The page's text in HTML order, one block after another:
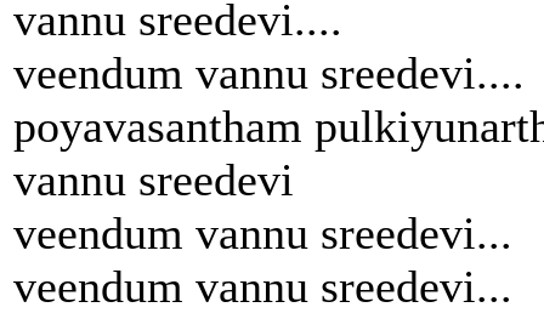
vannu sreedevi....
veendum vannu sreedevi....
poyavasantham
vannu sreedevi
veendum vannu sreedevi...
veendum vannu sreedevi...